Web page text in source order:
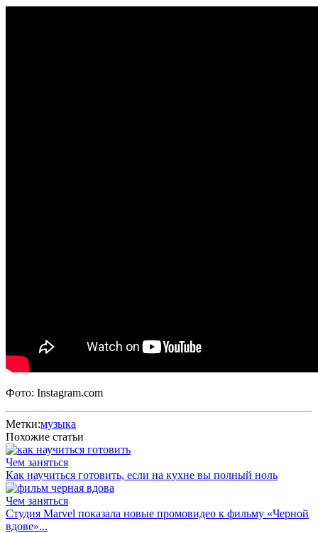
Фото: Instagram.com
Метки:музыка
Похожие статьи
Чем заняться
Как научиться готовить, если на кухне вы полный ноль
Чем заняться
Студия Marvel показала новые промовидео к фильму «Черной
вдове»...